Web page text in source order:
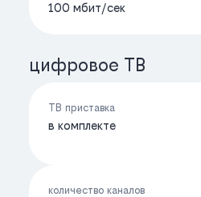
100 мбит/cек
цифровое ТВ
ТВ приставка
в комплекте
количество каналов